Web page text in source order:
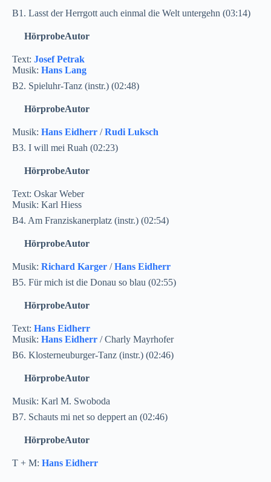
B1. Lasst der Herrgott auch einmal die Welt untergehn (03:14)
HörprobeAutor
Text: Josef Petrak
Musik: Hans Lang
B2. Spieluhr-Tanz (instr.) (02:48)
HörprobeAutor
Musik: Hans Eidherr /Rudi Luksch
B3. I will mei Ruah (02:23)
HörprobeAutor
Text: Oskar Weber
Musik: Karl Hiess
B4. Am Franziskanerplatz (instr.) (02:54)
HörprobeAutor
Musik: Richard Karger /Hans Eidherr
B5. Für mich ist die Donau so blau (02:55)
HörprobeAutor
Text: Hans Eidherr
Musik: Hans Eidherr / Charly Mayrhofer
B6. Klosterneuburger-Tanz (instr.) (02:46)
HörprobeAutor
Musik: Karl M. Swoboda
B7. Schauts mi net so deppert an (02:46)
HörprobeAutor
T + M: Hans Eidherr